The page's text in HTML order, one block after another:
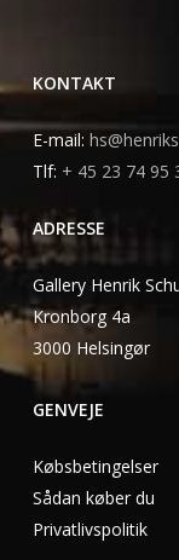
KONTAKT
E-mail:
Tlf: + 45 23 74 95
ADRESSE
Gallery Henrik
Kronborg 4a
3000 Helsingør
GENVEJE
Købsbetingelser
Sådan køber du
Privatlivspolitik